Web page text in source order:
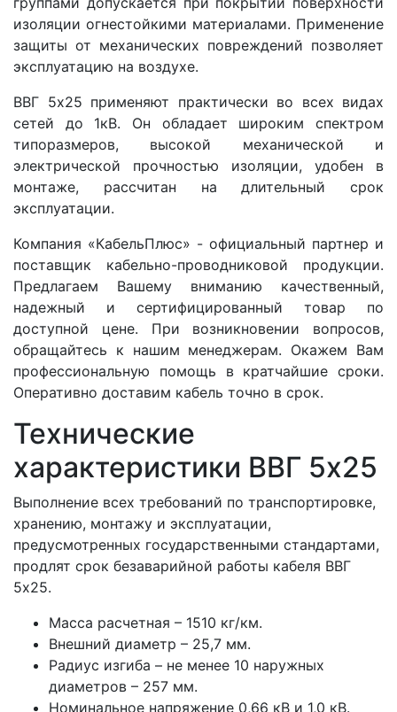
изоляции огнестойкими материалами. Применение
защиты от механических повреждений позволяет
эксплуатацию на воздухе.
ВВГ 5x25 применяют практически во всех видах
сетей до 1кВ. Он обладает широким спектром
типоразмеров, высокой механической и
электрической прочностью изоляции, удобен в
монтаже, рассчитан на длительный срок
эксплуатации.
Компания «КабельПлюс» - официальный партнер и
поставщик кабельно-проводниковой продукции.
Предлагаем Вашему вниманию качественный,
надежный и сертифицированный товар по
доступной цене. При возникновении вопросов,
обращайтесь к нашим менеджерам. Окажем Вам
профессиональную помощь в кратчайшие сроки.
Оперативно доставим кабель точно в срок.
Технические
характеристики ВВГ 5x25
Выполнение всех требований по транспортировке,
хранению, монтажу и эксплуатации,
предусмотренных государственными стандартами,
продлят срок безаварийной работы кабеля ВВГ
5x25.
Масса расчетная – 1510 кг/км.
Внешний диаметр – 25,7 мм.
Радиус изгиба – не менее 10 наружных
диаметров – 257 мм.
Номинальное напряжение 0,66 кВ и 1,0 кВ.